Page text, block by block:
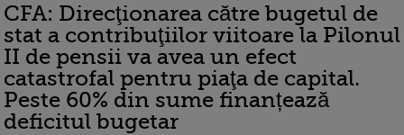
CFA: Direcţionarea către bugetul de
stat a contribuţiilor viitoare la Pilonul
II de pensii va avea un efect
catastrofal pentru piaţa de capital.
Peste 60% din sume finanțează
deficitul bugetar